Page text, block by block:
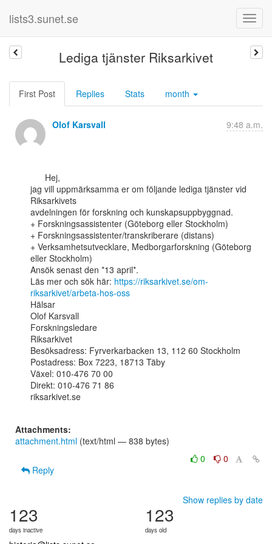
lists3.sunet.se
Lediga tjänster Riksarkivet
First Post Replies Stats month
Olof Karsvall 9:48 a.m.
jag vill uppmärksamma er om följande lediga tjänster vid
Riksarkivets
avdelningen för forskning och kunskapsuppbyggnad.
+ Forskningsassistenter (Göteborg eller Stockholm)
+ Forskningsassistenter/transkriberare (distans)
+ Verksamhetsutvecklare, Medborgarforskning (Göteborg
eller Stockholm)
Ansök senast den *13 april*.
Läs mer och sök här: https://riksarkivet.se/om-
riksarkivet/arbeta-hos-oss
Hälsar
Olof Karsvall
Forskningsledare
Riksarkivet
Besöksadress: Fyrverkarbacken 13, 112 60 Stockholm
Postadress: Box 7223, 18713 Täby
Växel: 010-476 70 00
Direkt: 010-476 71 86
riksarkivet.se
Attachments:
attachment.html (text/html — 838 bytes)
0
0
Reply
Show replies by date
123
days inactive
123
days old